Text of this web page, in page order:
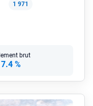
1 971
brut
%